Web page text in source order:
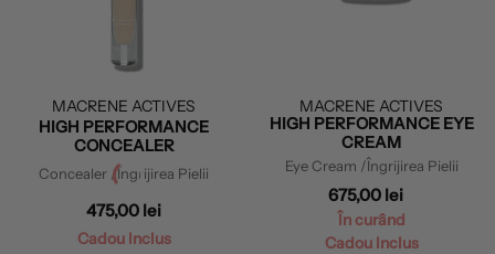
MACRENE ACTIVES
HIGH PERFORMANCE
CONCEALER
Concealer /Îngrijirea Pielii
475,00 lei
Cadou Inclus
MACRENE ACTIVES
HIGH PERFORMANCE EYE
CREAM
Eye Cream /Îngrijirea Pielii
675,00 lei
În curând
Cadou Inclus